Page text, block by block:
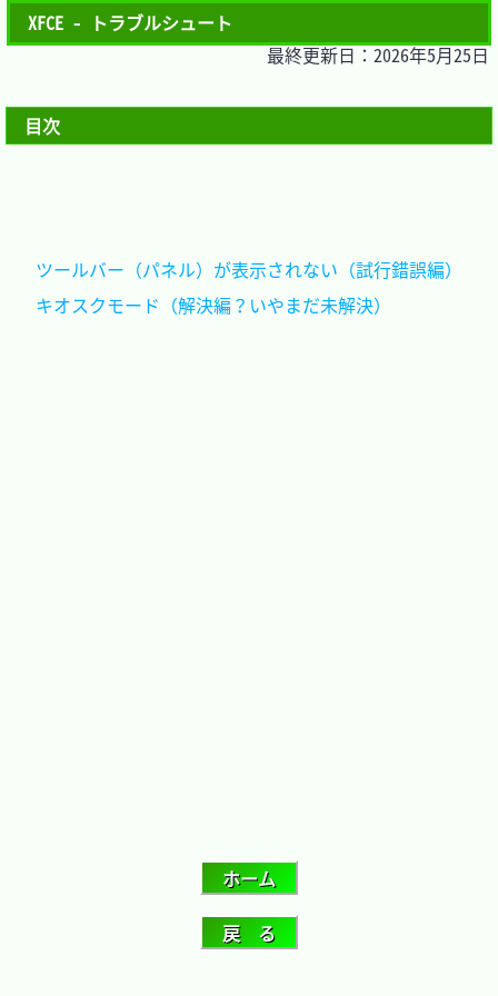
XFCE - トラブルシュート
最終更新日：2026年5月25日
目次
ツールバー（パネル）が表示されない（試行錯誤編）